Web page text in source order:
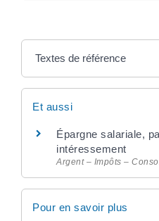
Textes de référence
Et aussi
Épargne salariale,
intéressement
Argent – Impôts –
Pour en savoir plus